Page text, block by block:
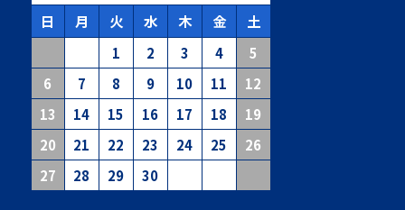
日
月 火 水 木 金 土
1 2 3 4
5
6
7 8 9 10 11
12
13
14 15 16 17 18
19
20
21 22 23 24 25
26
27
28 29 30